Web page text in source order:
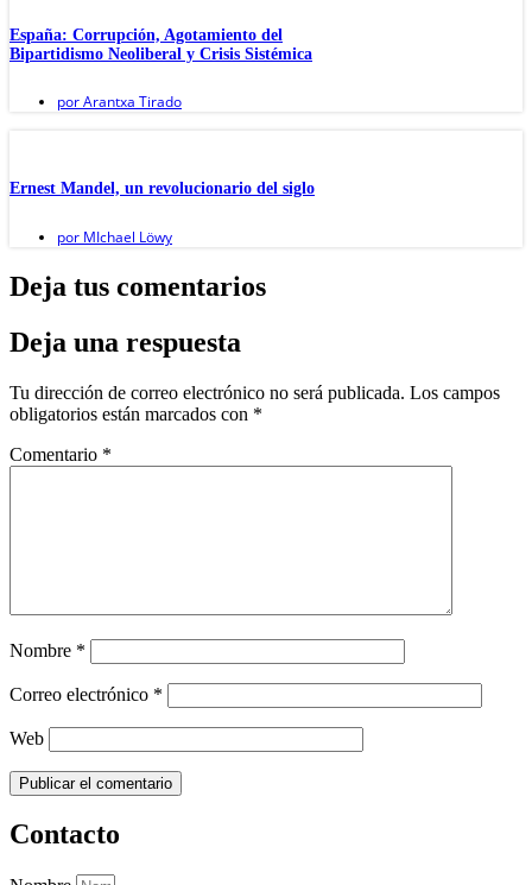
España: Corrupción, Agotamiento del
Bipartidismo Neoliberal y Crisis Sistémica
porArantxa Tirado
Ernest Mandel, un revolucionario del siglo
por MIchael Löwy
Deja tus comentarios
Deja una respuesta
Tu dirección de correo electrónico no será publicada. Los campos
obligatorios están marcados con *
Comentario *
Nombre *
Correo electrónico *
Web
Contacto